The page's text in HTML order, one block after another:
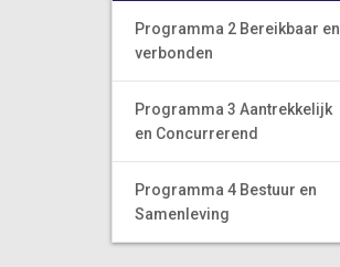
Programma 2 Bereikbaar en
verbonden
Programma 3 Aantrekkelijk
en Concurrerend
Programma 4 Bestuur en
Samenleving